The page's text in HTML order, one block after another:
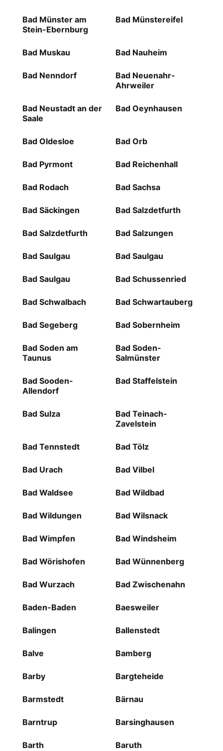
Bad Münster am
Stein-Ebernburg
Bad Münstereifel
Bad Muskau Bad Nauheim
Bad Nenndorf
Bad Neuenahr-
Ahrweiler
Bad Neustadt an der
Saale
Bad Oeynhausen
Bad Oldesloe Bad Orb
Bad Pyrmont Bad Reichenhall
Bad Rodach Bad Sachsa
Bad Säckingen Bad Salzdetfurth
Bad Salzdetfurth Bad Salzungen
Bad Saulgau Bad Saulgau
Bad Saulgau Bad Schussenried
Bad Schwalbach Bad Schwartauberg
Bad Segeberg Bad Sobernheim
Bad Soden am
Taunus
Bad Soden-
Salmünster
Bad Sooden-
Allendorf
Bad Staffelstein
Bad Sulza
Bad Teinach-
Zavelstein
Bad Tennstedt Bad Tölz
Bad Urach Bad Vilbel
Bad Waldsee Bad Wildbad
Bad Wildungen Bad Wilsnack
Bad Wimpfen Bad Windsheim
Bad Wörishofen Bad Wünnenberg
Bad Wurzach Bad Zwischenahn
Baden-Baden Baesweiler
Balingen Ballenstedt
Balve Bamberg
Barby Bargteheide
Barmstedt Bärnau
Barntrup Barsinghausen
Barth Baruth